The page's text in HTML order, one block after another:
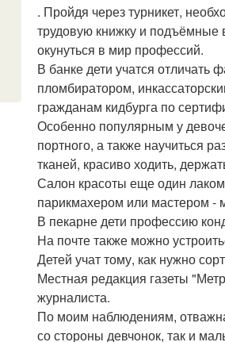
. Пройдя через турникет,
трудовую книжку и подъёмные
окунуться в мир профессий.
В банке дети учатся отличать
пломбиратором,
гражданам кидбурга по
Особенно популярным у
портного, а также научиться
тканей, красиво ходить,
Салон красоты еще один
парикмахером или мастером -
В пекарне дети профессию
На почте также можно
Детей учат тому, как нужно
Местная редакция газеты
журналиста.
По моим наблюдениям,
со стороны девчонок, так и